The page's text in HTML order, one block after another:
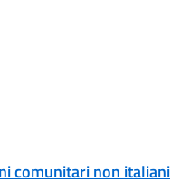
comunitari non italiani